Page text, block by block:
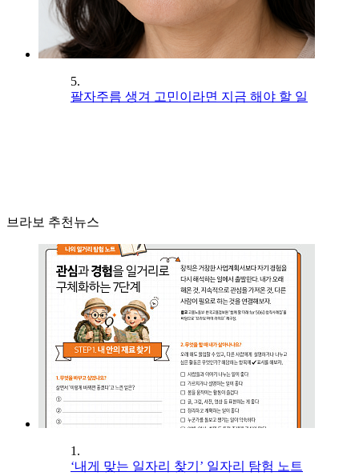
5.
팔자주름 생겨 고민이라면 지금 해야 할 일
브라보 추천뉴스
1.
‘내게 맞는 일자리 찾기’ 일자리 탐험 노트